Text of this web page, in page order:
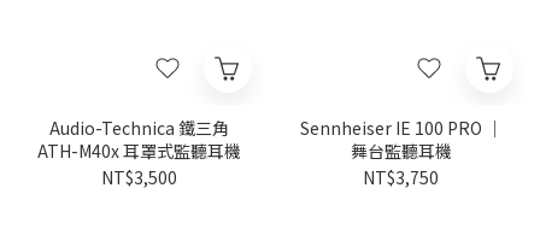
Audio-Technica 鐵三角
ATH-M40x 耳罩式監聽耳機
NT$3,500
Sennheiser IE 100 PRO ｜
舞台監聽耳機
NT$3,750